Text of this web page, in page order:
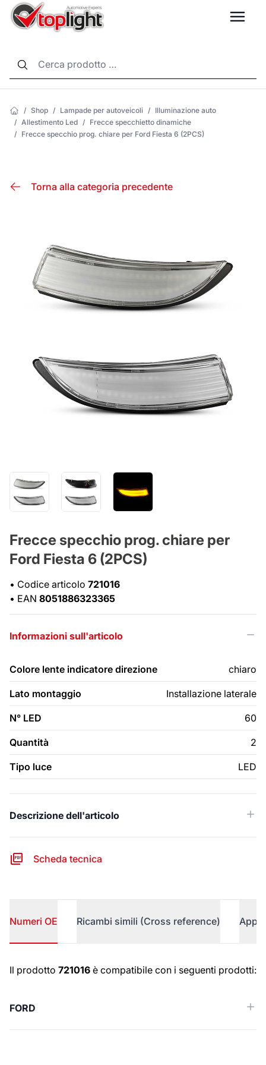
/ Shop / Lampade per autoveicoli / Illuminazione auto
/ Allestimento Led / Frecce specchietto dinamiche
/ Frecce specchio prog. chiare per Ford Fiesta 6 (2PCS)
Torna alla categoria precedente
Frecce specchio prog. chiare per
Ford Fiesta 6 (2PCS)
• Codice articolo 721016
• EAN 8051886323365
Informazioni sull'articolo
Colore lente indicatore direzione chiaro
Lato montaggio Installazione laterale
N° LED 60
Quantità 2
Tipo luce LED
Descrizione dell'articolo
Scheda tecnica
Numeri OE Ricambi simili (Cross reference)
Numeri OE
Il prodotto 721016 è compatibile con i seguenti prodotti:
FORD